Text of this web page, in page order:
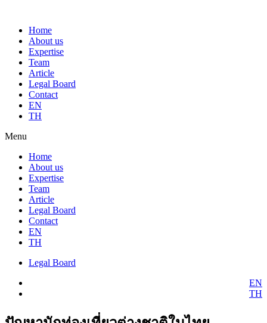
Home
About us
Expertise
Team
Article
Legal Board
Contact
EN
TH
Menu
Home
About us
Expertise
Team
Article
Legal Board
Contact
EN
TH
Legal Board
EN
TH